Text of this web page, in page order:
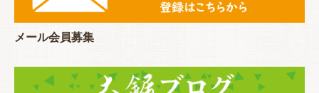
メール会員募集